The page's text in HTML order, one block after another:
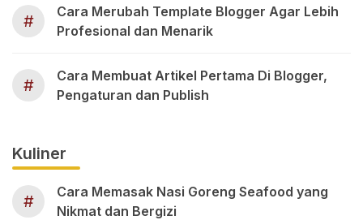
#
Cara Merubah Template Blogger Agar Lebih
Profesional dan Menarik
#
Cara Membuat Artikel Pertama Di Blogger,
Pengaturan dan Publish
Kuliner
#
Cara Memasak Nasi Goreng Seafood yang
Nikmat dan Bergizi